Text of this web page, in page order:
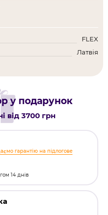
FLEX
Латвія
у подарунок
від 3700 грн
гарантію на підлогове
14 днів